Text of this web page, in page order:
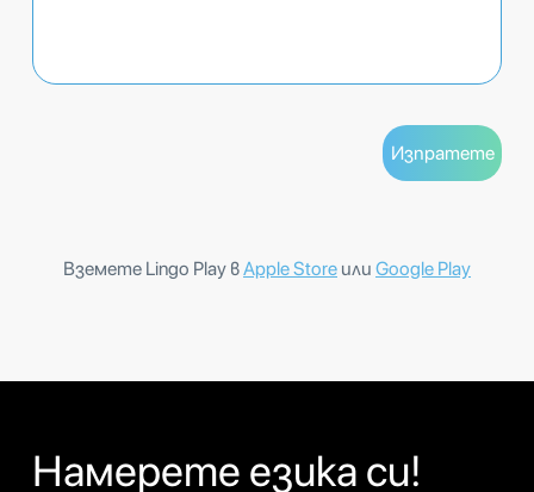
Вземете Lingo Play вApple Store или Google Play
Намерете езика си!